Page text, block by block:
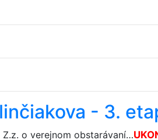
- 3.
o verejnom obstarávaní…